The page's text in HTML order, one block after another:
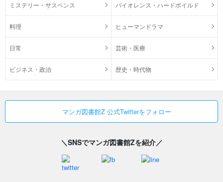
ミステリー・サスペンス バイオレンス・ハードボイルド
料理 ヒューマンドラマ
日常 芸術・医療
ビジネス・政治 歴史・時代物
マンガ図書館Z 公式Twitterをフォロー
＼SNSでマンガ図書館Zを紹介／